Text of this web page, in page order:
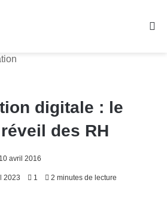
digitale : le
des RH
10 avril 2016
2023 1 2 minutes de lecture